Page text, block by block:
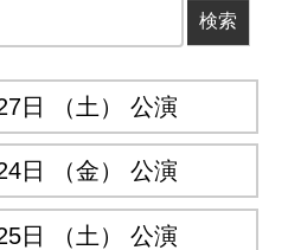
日 （土） 公演
日 （金） 公演
日 （土） 公演